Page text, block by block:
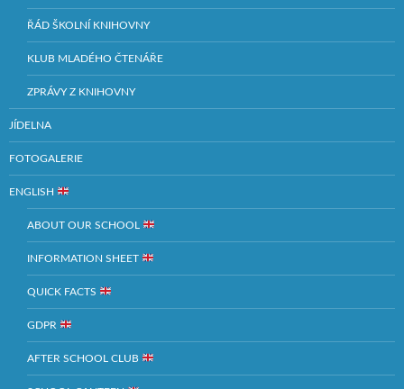
ŘÁD ŠKOLNÍ KNIHOVNY
KLUB MLADÉHO ČTENÁŘE
ZPRÁVY Z KNIHOVNY
JÍDELNA
FOTOGALERIE
ENGLISH
ABOUT OUR SCHOOL
INFORMATION SHEET
QUICK FACTS
GDPR
AFTER SCHOOL CLUB